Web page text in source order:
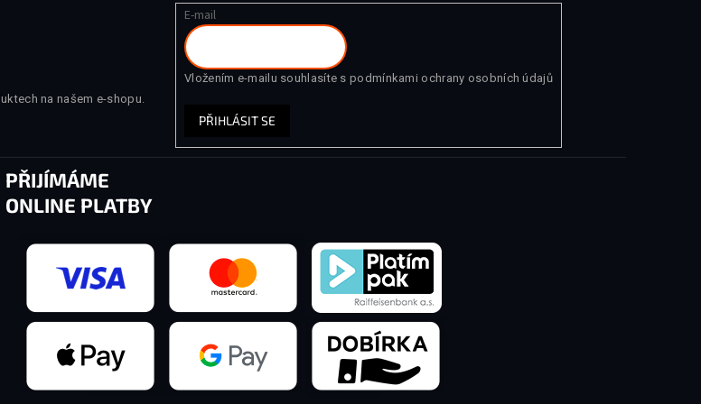
na našem e-shopu.
E-mail
Vložením e-mailu souhlasíte spodmínkami ochrany osobních údajů
PŘIHLÁSIT SE
PŘIJÍMÁME
ONLINE PLATBY